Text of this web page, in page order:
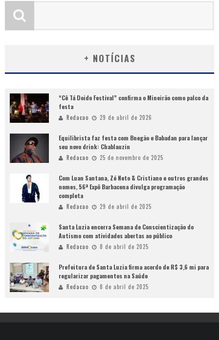
+ NOTÍCIAS
“Cê Tá Doido Festival” confirma o Mineirão como palco da
festa
Redacao 29 de abril de 2026
Equilibrista faz festa com Bnegão e Babadan para lançar
seu novo drink: Chablauzin
Redacao 25 de novembro de 2025
Com Luan Santana, Zé Neto & Cristiano e outros grandes
nomes, 56ª Expô Barbacena divulga programação
completa
Redacao 29 de abril de 2025
Santa Luzia encerra Semana de Conscientização do
Autismo com atividades abertas ao público
Redacao 8 de abril de 2025
Prefeitura de Santa Luzia firma acordo de R$ 3,6 mi para
regularizar pagamentos na Saúde
Redacao 8 de abril de 2025